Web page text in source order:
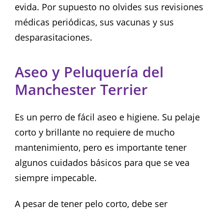
evida. Por supuesto no olvides sus revisiones
médicas periódicas, sus vacunas y sus
desparasitaciones.
Aseo y Peluquería del
Manchester Terrier
Es un perro de fácil aseo e higiene. Su pelaje
corto y brillante no requiere de mucho
mantenimiento, pero es importante tener
algunos cuidados básicos para que se vea
siempre impecable.
A pesar de tener pelo corto, debe ser